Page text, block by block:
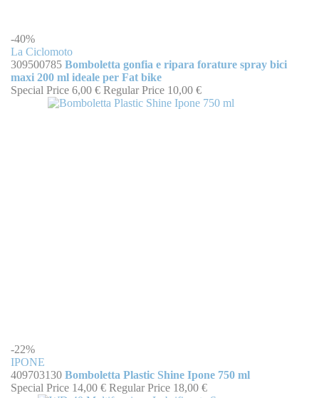
-40%
La Ciclomoto
309500785 Bomboletta gonfia e ripara forature spray bici
maxi 200 ml ideale per Fat bike
Special Price 6,00 € Regular Price 10,00 €
-22%
IPONE
409703130 Bomboletta Plastic Shine Ipone 750 ml
Special Price 14,00 € Regular Price 18,00 €